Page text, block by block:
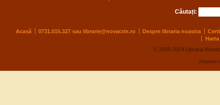
Căutați:
Acasă 0731.015.327 sau librarie@novacrin.ro Despre libraria noastra
© 2005-2014 Libraria
Adaptare